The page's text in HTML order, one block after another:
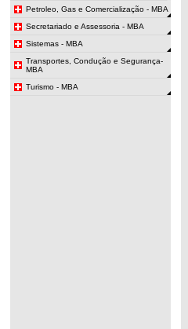
Petroleo, Gas e Comercialização - MBA
Secretariado e Assessoria - MBA
Sistemas - MBA
Transportes, Condução e Segurança-
MBA
Turismo - MBA